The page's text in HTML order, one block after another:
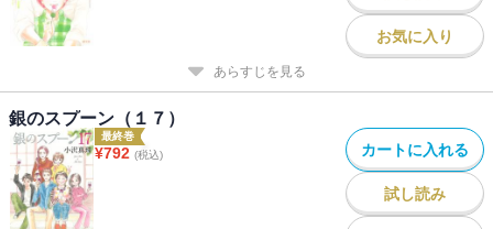
お気に入り
あらすじを見る
銀のスプーン（１７）
最終巻
¥792 (税込) カートに入れる
試し読み